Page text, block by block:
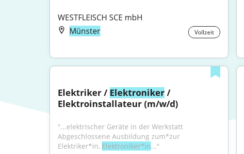
WESTFLEISCH SCE mbH
Münster
Vollzeit
Elektriker / Elektroniker /
Elektroinstallateur (m/w/d)
"...elektrischer Geräte in der Werkstatt
Abgeschlossene Ausbildung zum*zur
Elektriker*in, Elektroniker*in..."